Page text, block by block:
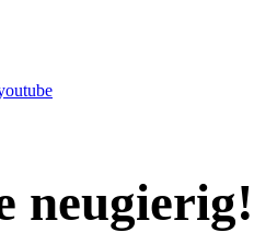
neugierig!